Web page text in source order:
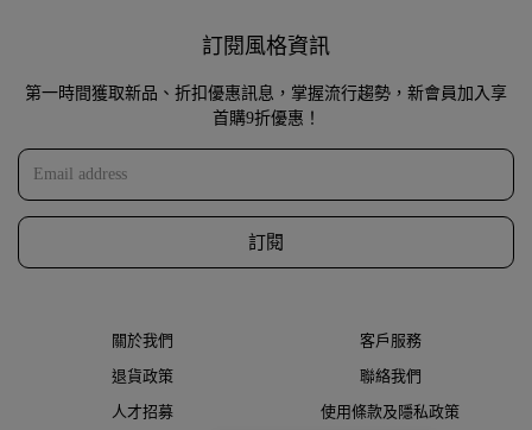
訂閱風格資訊
第一時間獲取新品、折扣優惠訊息，掌握流行趨勢，新會員加入享
首購9折優惠！
訂閱
關於我們
客戶服務
退貨政策
聯絡我們
人才招募
使用條款及隱私政策